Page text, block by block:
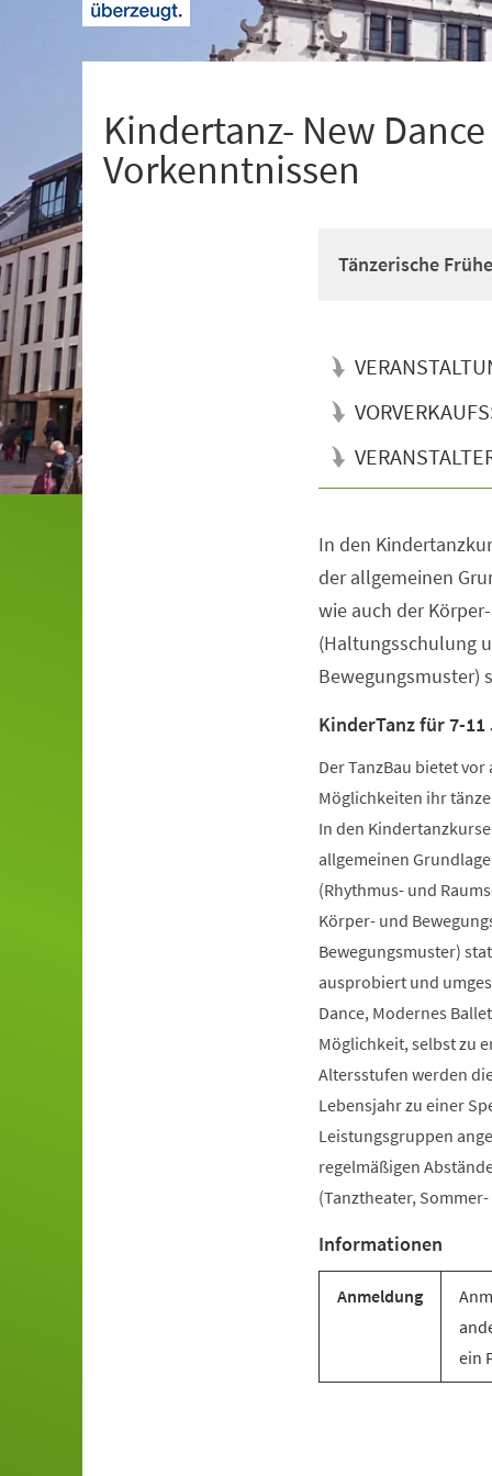
Kindertanz- New
Vorkenntnissen
Tänzerische
In den
der allgemeinen
wie auch der
(Haltungsschulung
Bewegungsmuster)
KinderTanz für 7-
Der TanzBau bietet
Möglichkeiten ihr
In den
allgemeinen
(Rhythmus- und
Körper- und
Bewegungsmuster)
ausprobiert und
Dance, Modernes
Möglichkeit, selbst zu
Altersstufen werden
Lebensjahr zu einer
Leistungsgruppen
regelmäßigen
(Tanztheater,
Informationen
Anmeldung
ein